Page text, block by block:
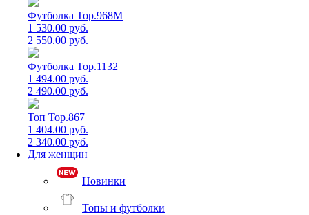
Футболка Top.968M
1 530.00 руб.
2 550.00 руб.
Футболка Top.1132
1 494.00 руб.
2 490.00 руб.
Топ Top.867
1 404.00 руб.
2 340.00 руб.
Для женщин
Новинки
Топы и футболки